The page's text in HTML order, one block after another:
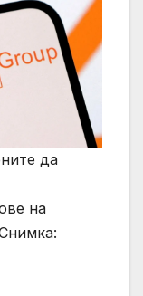
да
на